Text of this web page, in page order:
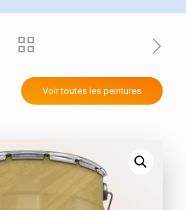
D2/D3 - Revêtement semi-
épais
D3 à I4 - Système
d'imperméabilisation
Revêtement plastique
Confort thermique
GRANDS CHANTIERS
Voir toutes les peintures